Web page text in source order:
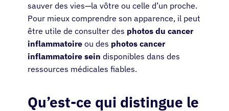
sauver des vies—la vôtre ou celle d’un proche.
Pour mieux comprendre son apparence, il peut
être utile de consulter des photos du cancer
inflammatoire ou des photos cancer
inflammatoire sein disponibles dans des
ressources médicales fiables.
Qu’est-ce qui distingue le